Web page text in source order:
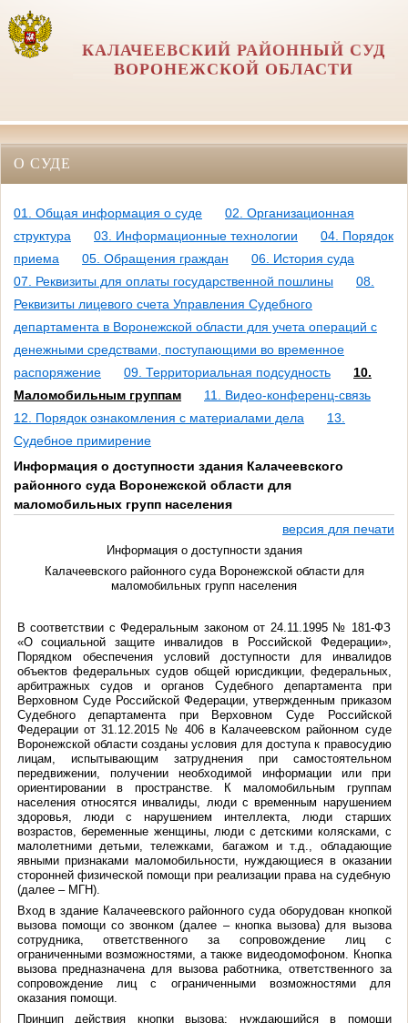
КАЛАЧЕЕВСКИЙ РАЙОННЫЙ СУД
ВОРОНЕЖСКОЙ ОБЛАСТИ
О СУДЕ
01. Общая информация о суде
02. Организационная
структура
03. Информационные технологии
04. Порядок
приема
05. Обращения граждан
06. История суда
07. Реквизиты для оплаты государственной пошлины
08.
Реквизиты лицевого счета Управления Судебного
департамента в Воронежской области для учета операций с
денежными средствами, поступающими во временное
распоряжение
09. Территориальная подсудность
10.
Маломобильным группам
11. Видео-конференц-связь
12. Порядок ознакомления с материалами дела
13.
Судебное примирение
Информация о доступности здания Калачеевского
районного суда Воронежской области для
маломобильных групп населения
версия для печати
Информация о доступности здания
Калачеевского районного суда Воронежской области для
маломобильных групп населения
В соответствии с Федеральным законом от 24.11.1995 № 181-ФЗ
«О социальной защите инвалидов в Российской Федерации»,
Порядком обеспечения условий доступности для инвалидов
объектов федеральных судов общей юрисдикции, федеральных,
арбитражных судов и органов Судебного департамента при
Верховном Суде Российской Федерации, утвержденным приказом
Судебного департамента при Верховном Суде Российской
Федерации от 31.12.2015 № 406 в Калачеевском районном суде
Воронежской области созданы условия для доступа к правосудию
лицам, испытывающим затруднения при самостоятельном
передвижении, получении необходимой информации или при
ориентировании в пространстве. К маломобильным группам
населения относятся инвалиды, люди с временным нарушением
здоровья, люди с нарушением интеллекта, люди старших
возрастов, беременные женщины, люди с детскими колясками, с
малолетними детьми, тележками, багажом и т.д., обладающие
явными признаками маломобильности, нуждающиеся в оказании
сторонней физической помощи при реализации права на судебную
(далее – МГН).
Вход в здание Калачеевского районного суда оборудован кнопкой
вызова помощи со звонком (далее – кнопка вызова) для вызова
сотрудника, ответственного за сопровождение лиц с
ограниченными возможностями, а также видеодомофоном. Кнопка
вызова предназначена для вызова работника, ответственного за
сопровождение лиц с ограниченными возможностями для
оказания помощи.
Принцип действия кнопки вызова: нуждающийся в помощи